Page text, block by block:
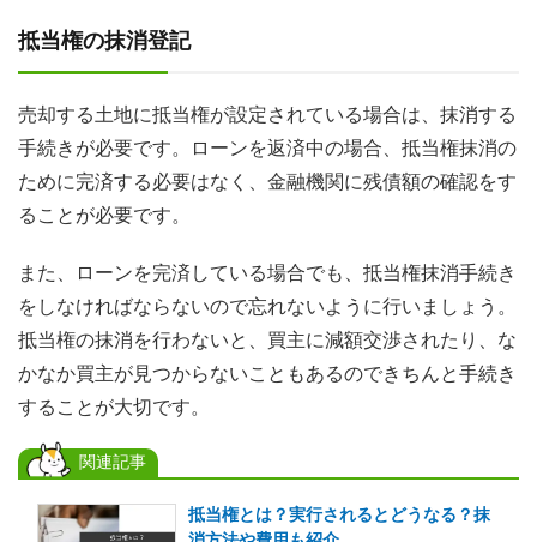
抵当権の抹消登記
売却する土地に抵当権が設定されている場合は、 抹消する
手続きが必要です。ローンを返済中の場合、抵当権抹消の
ために完済する必要はなく、金融機関に残債額の確認をす
ることが必要です。
また、ローンを完済している場合でも、抵当権抹消手続き
をしなければならないので忘れないように行いましょう。
抵当権の抹消を行わないと、買主に減額交渉されたり、な
かなか買主が見つからないこともあるのできちんと手続き
することが大切です。
関連記事
抵当権とは？実行されるとどうなる？抹